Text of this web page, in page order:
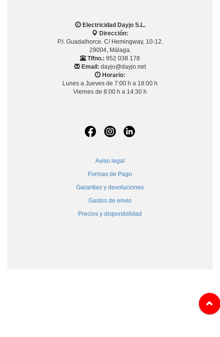
Electricidad Dayjo S.L.
Dirección:
P.I. Guadalhorce. C/ Hemingway, 10-12.
29004, Málaga.
Tlfno.: 952 038 178
Email: dayjo@dayjo.net
Horario:
Lunes a Jueves de 7:00 h a 18:00 h
Viernes de 8:00 h a 14:30 h
Aviso legal
Formas de Pago
Garantias y devoluciones
Gastos de envio
Precios y disponibilidad